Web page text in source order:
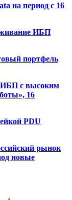
на период с 16
ИБП
портфель
ИБП с высоким
16
PDU
рынок
новые